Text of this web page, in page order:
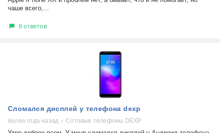
чаше всего,...
8 ответов
Сломался дисплей у телефона dexp
более года назад Сотовые телефоны DEXP